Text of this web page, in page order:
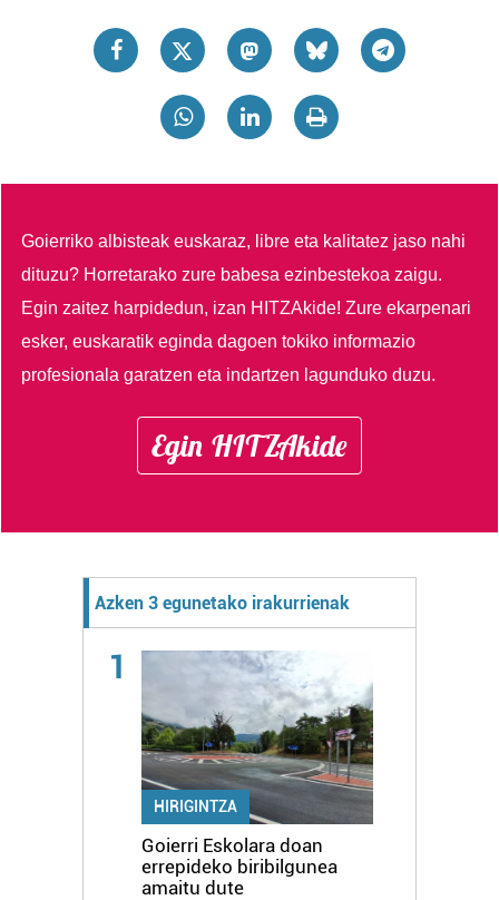
Goierriko albisteak euskaraz, libre eta kalitatez jaso nahi
dituzu? Horretarako zure babesa ezinbestekoa zaigu.
Egin zaitez harpidedun, izan HITZAkide!Zure ekarpenari
esker, euskaratik eginda dagoen tokiko informazio
profesionala garatzen eta indartzen lagunduko duzu.
Egin HITZAkide
Azken 3 egunetako irakurrienak
1
HIRIGINTZA
Goierri Eskolara doan
errepideko biribilgunea
amaitu dute